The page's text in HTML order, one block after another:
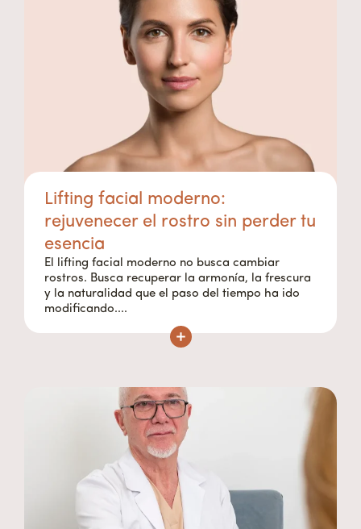
Lifting facial moderno:
rejuvenecer el rostro sin perder tu
esencia
El lifting facial moderno no busca cambiar
rostros. Busca recuperar la armonía, la frescura
y la naturalidad que el paso del tiempo ha ido
modificando....